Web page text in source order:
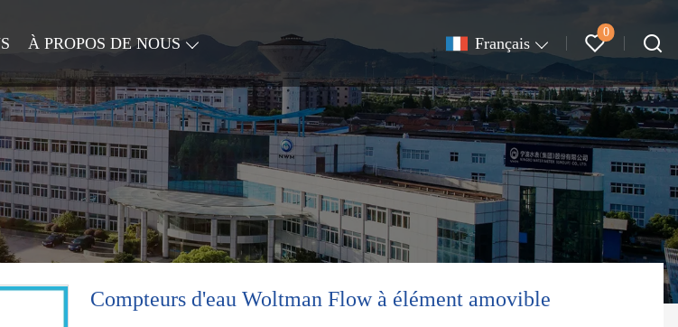
À PROPOS DE NOUS Français
0
Compteurs d'eau Woltman Flow à élément amovible